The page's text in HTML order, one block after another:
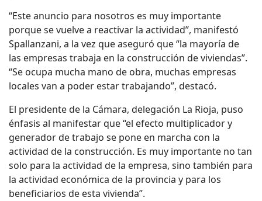
“Este anuncio para nosotros es muy importante
porque se vuelve a reactivar la actividad”, manifestó
Spallanzani, a la vez que aseguró que “la mayoría de
las empresas trabaja en la construcción de viviendas”.
“Se ocupa mucha mano de obra, muchas empresas
locales van a poder estar trabajando”, destacó.
El presidente de la Cámara, delegación La Rioja, puso
énfasis al manifestar que “el efecto multiplicador y
generador de trabajo se pone en marcha con la
actividad de la construcción. Es muy importante no tan
solo para la actividad de la empresa, sino también para
la actividad económica de la provincia y para los
beneficiarios de esta vivienda”.